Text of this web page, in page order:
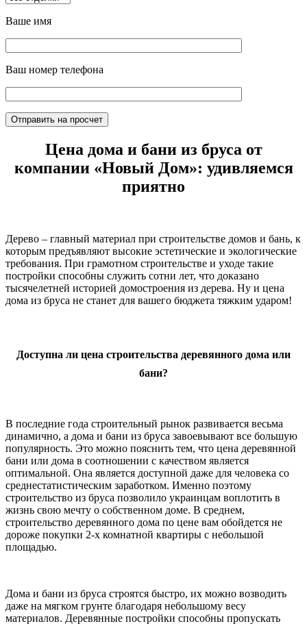
Ваше имя
Ваш номер телефона
Цена дома и бани из бруса от
компании «Новый Дом»: удивляемся
приятно
Дерево – главный материал при строительстве домов и бань, к
которым предъявляют высокие эстетические и экологические
требования. При грамотном строительстве и уходе такие
постройки способны служить сотни лет, что доказано
тысячелетней историей домостроения из дерева. Ну и цена
дома из бруса не станет для вашего бюджета тяжким ударом!
Доступна ли цена строительства деревянного дома или
бани?
В последние года строительный рынок развивается весьма
динамично, а дома и бани из бруса завоевывают все большую
популярность. Это можно пояснить тем, что цена деревянной
бани или дома в соотношении с качеством является
оптимальной. Она является доступной даже для человека со
среднестатистическим заработком. Именно поэтому
строительство из бруса позволило украинцам воплотить в
жизнь свою мечту о собственном доме. В среднем,
строительство деревянного дома по цене вам обойдется не
дороже покупки 2-х комнатной квартиры с небольшой
площадью.
Дома и бани из бруса строятся быстро, их можно возводить
даже на мягком грунте благодаря небольшому весу
материалов. Деревянные постройки способны пропускать